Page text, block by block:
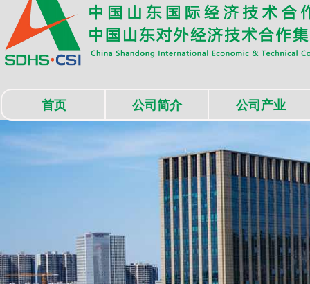
首页 公司简介 公司产业